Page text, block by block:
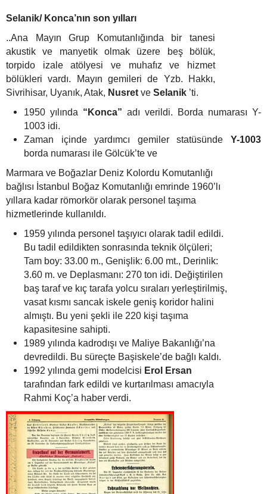
Selanik/ Konca’nın son yılları
..Ana Mayın Grup Komutanlığında bir tanesi
akustik ve manyetik olmak üzere beş bölük,
torpido izale atölyesi ve muhafız ve hizmet
bölükleri vardı. Mayın gemileri de Yzb. Hakkı,
Sivrihisar, Uyanık, Atak, Nusret ve Selanik ’ti.
1950 yılında “Konca” adı verildi. Borda numarası Y-
1003 idi.
Zaman içinde yardımcı gemiler statüsünde Y-1003
borda numarası ile Gölcük’te ve
Marmara ve Boğazlar Deniz Kolordu Komutanlığı
bağlısı İstanbul Boğaz Komutanlığı emrinde 1960’lı
yıllara kadar römorkör olarak personel taşıma
hizmetlerinde kullanıldı.
1959 yılında personel taşıyıcı olarak tadil edildi.
Bu tadil edildikten sonrasında teknik ölçüleri;
Tam boy: 33.00 m., Genişlik: 6.00 mt., Derinlik:
3.60 m. ve Deplasmanı: 270 ton idi. Değiştirilen
baş taraf ve kıç tarafa yolcu sıraları yerleştirilmiş,
vasat kısmı sancak iskele geniş koridor halini
almıştı. Bu yeni şekli ile 220 kişi taşıma
kapasitesine sahipti.
1989 yılında kadrodışı ve Maliye Bakanlığı’na
devredildi. Bu süreçte Başiskele’de bağlı kaldı.
1992 yılında gemi modelcisi Erol Ersan
tarafından fark edildi ve kurtarılması amacıyla
Rahmi Koç’a haber verdi.